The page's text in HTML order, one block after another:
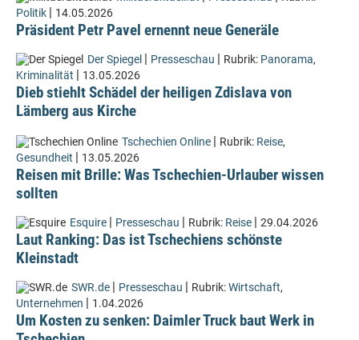
Politik | 14.05.2026
Präsident Petr Pavel ernennt neue Generäle
Der Spiegel | Presseschau | Rubrik: Panorama,
Kriminalität | 13.05.2026
Dieb stiehlt Schädel der heiligen Zdislava von
Lämberg aus Kirche
Tschechien Online | Rubrik: Reise,
Gesundheit | 13.05.2026
Reisen mit Brille: Was Tschechien-Urlauber wissen
sollten
Esquire | Presseschau | Rubrik: Reise | 29.04.2026
Laut Ranking: Das ist Tschechiens schönste
Kleinstadt
SWR.de | Presseschau | Rubrik:Wirtschaft,
Unternehmen | 1.04.2026
Um Kosten zu senken: Daimler Truck baut Werk in